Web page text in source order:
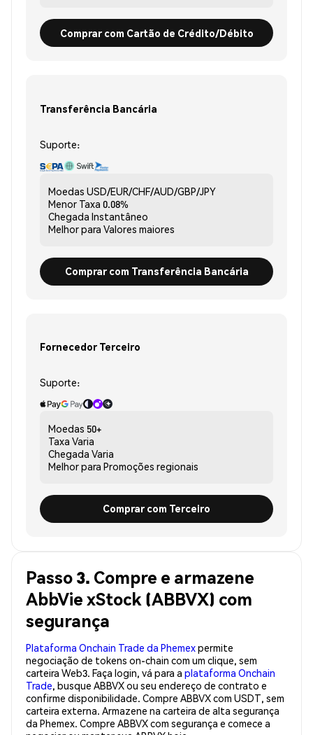
Comprar com Cartão de Crédito/Débito
Transferência Bancária
Suporte:
Moedas USD/EUR/CHF/AUD/GBP/JPY
Menor Taxa 0.08%
Chegada Instantâneo
Melhor para Valores maiores
Comprar com Transferência Bancária
Fornecedor Terceiro
Suporte:
Moedas 50+
Taxa Varia
Chegada Varia
Melhor para Promoções regionais
Comprar com Terceiro
Passo 3. Compre e armazene
AbbVie xStock (ABBVX) com
segurança
Plataforma Onchain Trade da Phemexpermite
negociação de tokens on-chain com um clique, sem
carteira Web3. Faça login, vá para a plataforma Onchain
Trade, busque ABBVX ou seu endereço de contrato e
confirme disponibilidade. Compre ABBVX com USDT, sem
carteira externa. Armazene na carteira de alta segurança
da Phemex. Compre ABBVX com segurança e comece a